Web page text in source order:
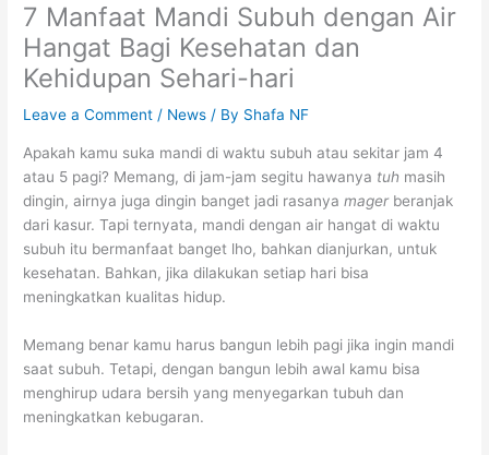
7 Manfaat Mandi Subuh dengan Air
Hangat Bagi Kesehatan dan
Kehidupan Sehari-hari
Leave a Comment / News / By Shafa NF
Apakah kamu suka mandi di waktu subuh atau sekitar jam 4
atau 5 pagi? Memang, di jam-jam segitu hawanya tuh masih
dingin, airnya juga dingin banget jadi rasanyamagerberanjak
dari kasur. Tapi ternyata, mandi dengan air hangat di waktu
subuh itu bermanfaat banget lho, bahkan dianjurkan, untuk
kesehatan. Bahkan, jika dilakukan setiap hari bisa
meningkatkan kualitas hidup.
Memang benar kamu harus bangun lebih pagi jika ingin mandi
saat subuh. Tetapi, dengan bangun lebih awal kamu bisa
menghirup udara bersih yang menyegarkan tubuh dan
meningkatkan kebugaran.